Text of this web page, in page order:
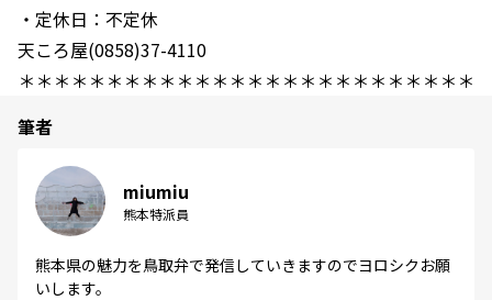
・定休日：不定休
天ころ屋(0858)37-4110
＊＊＊＊＊＊＊＊＊＊＊＊＊＊＊＊＊＊＊＊＊＊＊＊＊＊
筆者
miumiu
熊本特派員
熊本県の魅力を鳥取弁で発信していきますのでヨロシクお願
いします。